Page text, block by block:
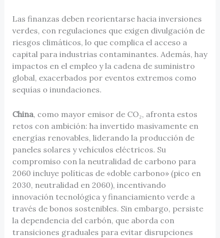
Las finanzas deben reorientarse hacia inversiones
verdes, con regulaciones que exigen divulgación de
riesgos climáticos, lo que complica el acceso a
capital para industrias contaminantes. Además, hay
impactos en el empleo y la cadena de suministro
global, exacerbados por eventos extremos como
sequías o inundaciones.
China, como mayor emisor de CO₂, afronta estos
retos con ambición: ha invertido masivamente en
energías renovables, liderando la producción de
paneles solares y vehículos eléctricos. Su
compromiso con la neutralidad de carbono para
2060 incluye políticas de «doble carbono» (pico en
2030, neutralidad en 2060), incentivando
innovación tecnológica y financiamiento verde a
través de bonos sostenibles. Sin embargo, persiste
la dependencia del carbón, que aborda con
transiciones graduales para evitar disrupciones